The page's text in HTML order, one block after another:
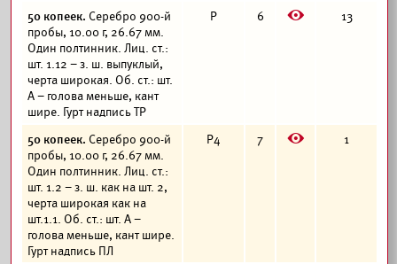
50 копеек. Серебро 900-й
пробы, 10.00 г, 26.67 мм.
Один полтинник. Лиц. ст.:
шт. 1.12 – з. ш. выпуклый,
черта широкая. Об. ст.: шт.
А – голова меньше, кант
шире. Гурт надпись ТР
Р 6 E 13
50 копеек. Серебро 900-й
пробы, 10.00 г, 26.67 мм.
Один полтинник. Лиц. ст.:
шт. 1.2 – з. ш. как на шт. 2,
черта широкая как на
шт.1.1. Об. ст.: шт. А –
голова меньше, кант шире.
Гурт надпись ПЛ
Р4 7 E 1